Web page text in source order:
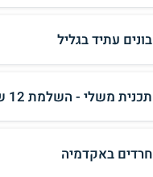
בונים עתיד בגליל
תכנית משלי - השלמת 12 שנות לימוד
חרדים באקדמיה